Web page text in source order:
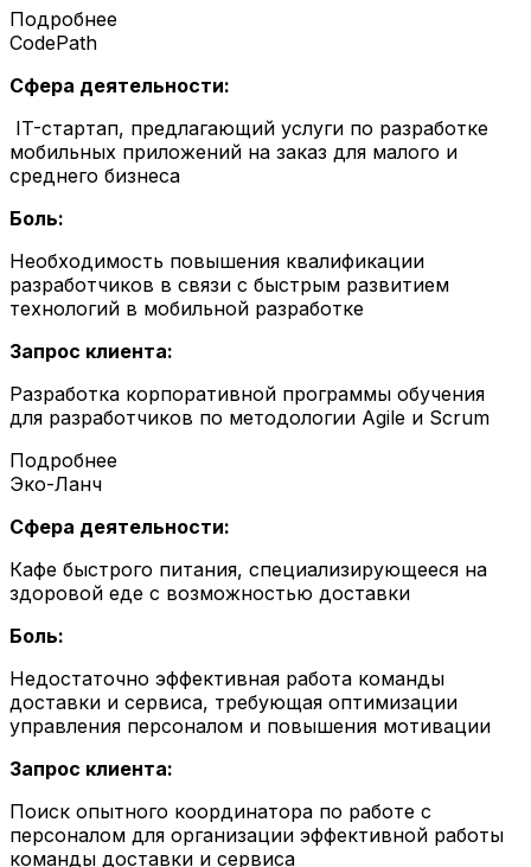
Подробнее
CodePath
Сфера деятельности:
IT-стартап, предлагающий услуги по разработке
мобильных приложений на заказ для малого и
среднего бизнеса
Боль:
Необходимость повышения квалификации
разработчиков в связи с быстрым развитием
технологий в мобильной разработке
Запрос клиента:
Разработка корпоративной программы обучения
для разработчиков по методологии Agile и Scrum
Подробнее
Эко-Ланч
Сфера деятельности:
Кафе быстрого питания, специализирующееся на
здоровой еде с возможностью доставки
Боль:
Недостаточно эффективная работа команды
доставки и сервиса, требующая оптимизации
управления персоналом и повышения мотивации
Запрос клиента:
Поиск опытного координатора по работе с
персоналом для организации эффективной работы
команды доставки и сервиса